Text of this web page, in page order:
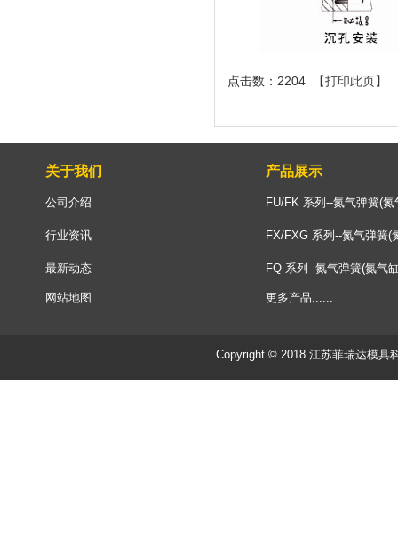
点击数：2204 【打印此页】
关于我们 产品展示
公司介绍 FU/FK 系列--氮气弹簧(氮
行业资讯 FX/FXG 系列--氮气弹簧(
最新动态 FQ 系列--氮气弹簧(氮气
网站地图 更多产品......
Copyright © 2018 江苏菲瑞达模具